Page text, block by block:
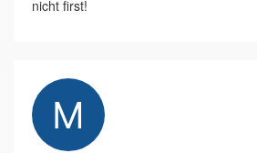
nicht first!